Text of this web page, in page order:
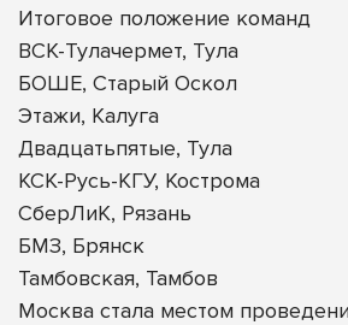
Итоговое положение команд
ВСК-Тулачермет, Тула
БОШЕ, Старый Оскол
Этажи, Калуга
Двадцатьпятые, Тула
КСК-Русь-КГУ, Кострома
СберЛиК, Рязань
БМЗ, Брянск
Тамбовская, Тамбов
Москва стала местом